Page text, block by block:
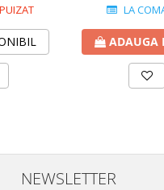
LA
ADAUGA
NEWSLETTER